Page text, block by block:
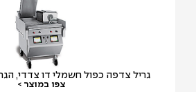
גריל צדפה כפול חשמלי דו צדדי,
צפו במוצר >